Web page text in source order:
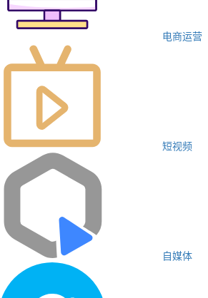
电商运营
短视频
自媒体